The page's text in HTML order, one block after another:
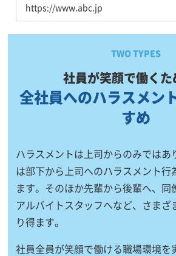
https://www.abc.jp
TWO TYPES
社員が笑顔で働く
全社員へのハラスメン
すめ
ハラスメントは上司からのみではあ
は部下から上司へのハラスメント行
ます。そのほか先輩から後輩へ、同
アルバイトスタッフへなど、さまざ
り得ます。
社員全員が笑顔で働ける職場環境を